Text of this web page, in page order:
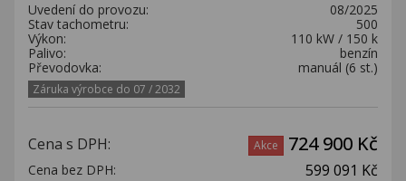
Uvedení do provozu:
08/2025
Stav tachometru:
500
Výkon:
110 kW / 150 k
Palivo:
benzín
Převodovka:
manuál (6 st.)
Záruka výrobce do 07 / 2032
Cena s DPH: Akce 724 900 Kč
Cena bez DPH: 599 091 Kč